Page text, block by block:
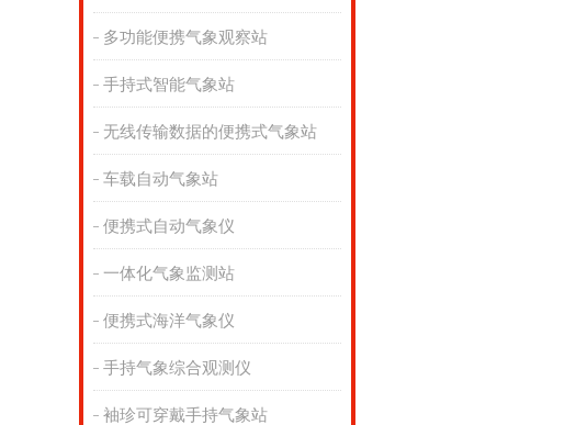
多功能便携气象观察站
手持式智能气象站
无线传输数据的便携式气象站
车载自动气象站
便携式自动气象仪
一体化气象监测站
便携式海洋气象仪
手持气象综合观测仪
袖珍可穿戴手持气象站